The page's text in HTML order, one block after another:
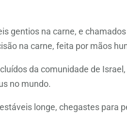
gentios na carne, e
na carne, feita por mãos
da comunidade de
no mundo.
longe, chegastes para